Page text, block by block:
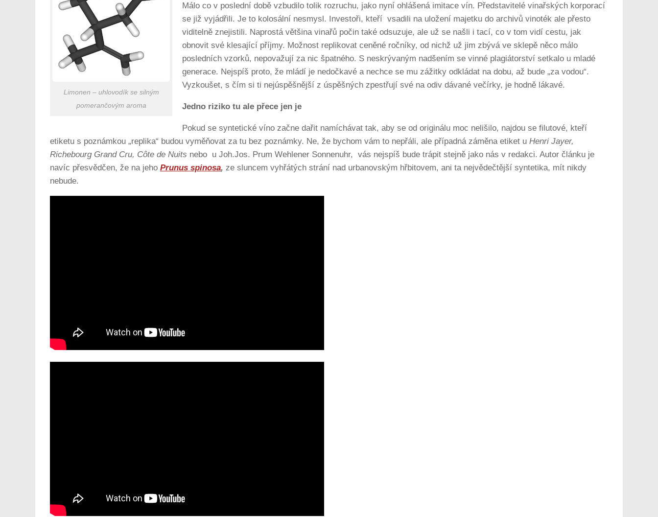
Limonen – uhlovodík se silným
pomerančovým aroma
Málo co v poslední době vzbudilo tolik rozruchu, jako nyní ohlášená imitace vín. Představitelé vinařských korporací
se již vyjádřili. Je to kolosální nesmysl. Investoři, kteří vsadili na uložení majetku do archivů vinoték ale přesto
viditelně znejistili. Naprostá většina vinařů počin také odsuzuje, ale už se našli i tací, co v tom vidí cestu, jak
obnovit své klesající příjmy. Možnost replikovat ceněné ročníky, od nichž už jim zbývá ve sklepě něco málo
posledních vzorků, nepovažují za nic špatného. S neskrývaným nadšením se vinné plagiátorství setkalo u mladé
generace. Nejspíš proto, že mládí je nedočkavé a nechce se mu zážitky odkládat na dobu, až bude „za vodou“.
Vyzkoušet, s čím si ti nejúspěšnější z úspěšných zpestřují své na odiv dávané večírky, je hodně lákavé.
Jedno riziko tu ale přece jen je
Pokud se syntetické víno začne dařit namíchávat tak, aby se od originálu moc nelišilo, najdou se filutové, kteří
etiketu s poznámkou „replika“ budou vyměňovat za tu bez poznámky. Ne, že bychom vám to nepřáli, ale případná záměna etiket u Henri Jayer,
Richebourg Grand Cru, Côte de Nuits nebo u Joh.Jos. Prum Wehlener Sonnenuhr, vás nejspíš bude trápit stejně jako nás v redakci. Autor článku je
navíc přesvědčen, že na jeho Prunus spinosa, ze sluncem vyhřátých strání nad urbanovským hřbitovem, ani ta nejvědečtější syntetika, mít nikdy
nebude.